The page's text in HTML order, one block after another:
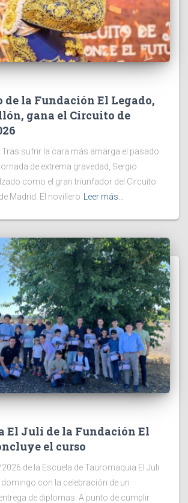
de la Fundación El Legado,
gana el Circuito de
Tras sufrir la cara más amarga el pasado
de extrema gravedad, Sergio
como el gran triunfador del Circuito
Madrid. El novillero
Leer más…
El Juli de la Fundación El
el curso
de la Escuela de Tauromaquia El Juli
con la celebración de un
de diplomas. A punto de cumplir